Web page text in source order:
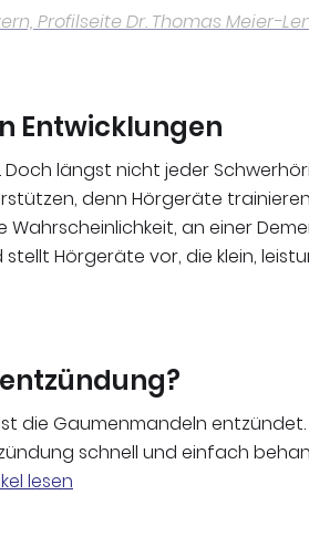
Profilseite Dr. Thomas Meier-
Entwicklungen
Doch längst nicht jeder
denn Hörgeräte
an einer
Hörgeräte vor, die klein,
die Gaumenmandeln
schnell und einfach
lesen